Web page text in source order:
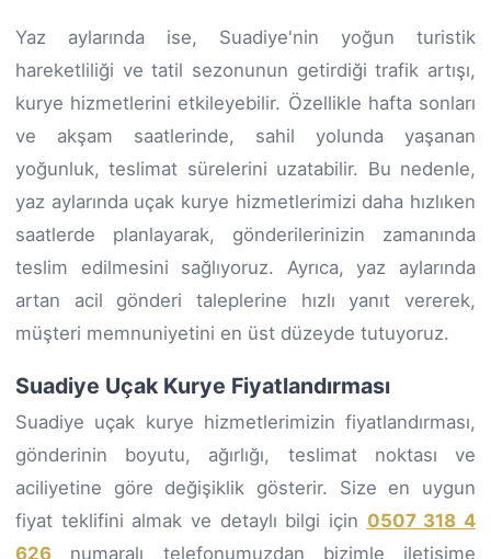
Yaz aylarında ise, Suadiye'nin yoğun turistik
hareketliliği ve tatil sezonunun getirdiği trafik artışı,
kurye hizmetlerini etkileyebilir. Özellikle hafta sonları
ve akşam saatlerinde, sahil yolunda yaşanan
yoğunluk, teslimat sürelerini uzatabilir. Bu nedenle,
yaz aylarında uçak kurye hizmetlerimizi daha hızlıken
saatlerde planlayarak, gönderilerinizin zamanında
teslim edilmesini sağlıyoruz. Ayrıca, yaz aylarında
artan acil gönderi taleplerine hızlı yanıt vererek,
müşteri memnuniyetini en üst düzeyde tutuyoruz.
Suadiye Uçak Kurye Fiyatlandırması
Suadiye uçak kurye hizmetlerimizin fiyatlandırması,
gönderinin boyutu, ağırlığı, teslimat noktası ve
aciliyetine göre değişiklik gösterir. Size en uygun
fiyat teklifini almak ve detaylı bilgi için 0507 318 4
626 numaralı telefonumuzdan bizimle iletişime